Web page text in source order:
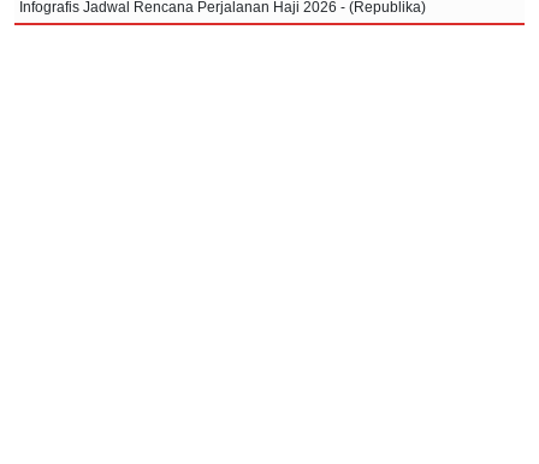
Infografis Jadwal Rencana Perjalanan Haji 2026 - (Republika)